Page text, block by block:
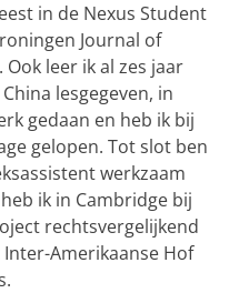
in de Nexus Student
Journal of
leer ik al zes jaar
lesgegeven, in
gedaan en heb ik bij
gelopen. Tot slot ben
werkzaam
ik in Cambridge bij
rechtsvergelijkend
Amerikaanse Hof